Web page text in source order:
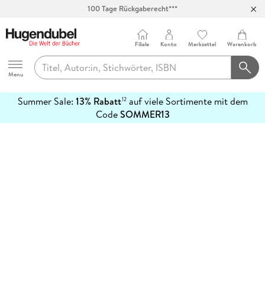
100 Tage Rückgaberecht***
Hugendubel
Menu
Filiale Konto Merkzettel Warenkorb
Summer Sale: 13% Rabatt12auf viele Sortimente mit dem
CodeSOMMER13
erfahren